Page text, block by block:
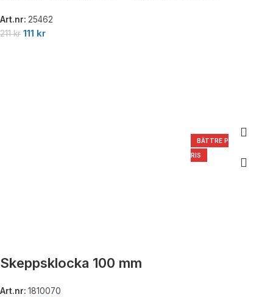
Art.nr: 25462
211kr 111 kr
BÄTTRE P
RIS
Skeppsklocka 100 mm
Art.nr: 1810070